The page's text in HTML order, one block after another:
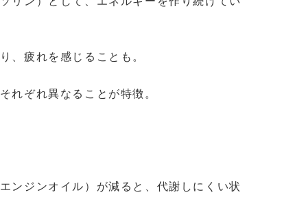
、疲れを感じることも。
れぞれ異なることが特徴。
ンジンオイル）が減ると、代謝しにくい状